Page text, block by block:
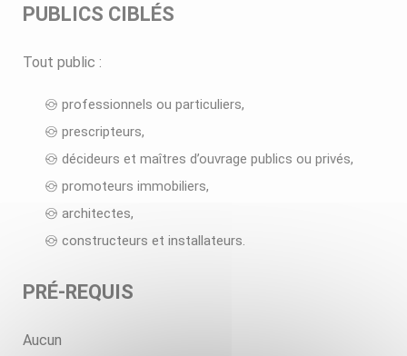
PUBLICS CIBLÉS
Tout public :
professionnels ou particuliers,
prescripteurs,
décideurs et maîtres d’ouvrage publics ou privés,
promoteurs immobiliers,
architectes,
constructeurs et installateurs.
PRÉ-REQUIS
Aucun